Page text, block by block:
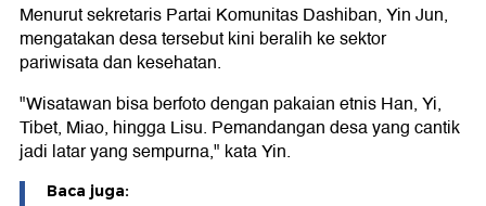
Menurut sekretaris Partai Komunitas Dashiban, Yin Jun,
mengatakan desa tersebut kini beralih ke sektor
pariwisata dan kesehatan.
"Wisatawan bisa berfoto dengan pakaian etnis Han, Yi,
Tibet, Miao, hingga Lisu. Pemandangan desa yang cantik
jadi latar yang sempurna," kata Yin.
Baca juga: